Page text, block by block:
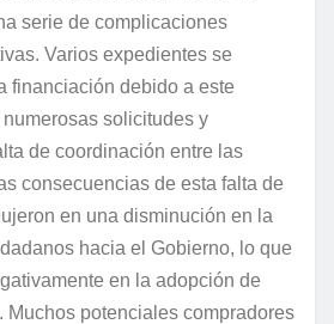
serie de complicaciones
Varios expedientes se
financiación debido a este
solicitudes y
de coordinación entre las
consecuencias de esta falta de
en una disminución en la
hacia el Gobierno, lo que
en la adopción de
Muchos potenciales compradores